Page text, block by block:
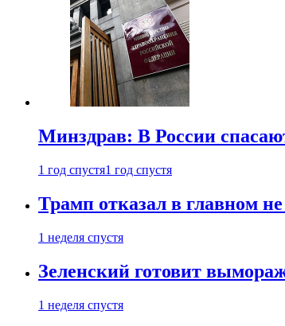
Минздрав: В России
1 год спустя1 год спустя
Трамп отказал в главном
1 неделя спустя
Зеленский готовит
1 неделя спустя